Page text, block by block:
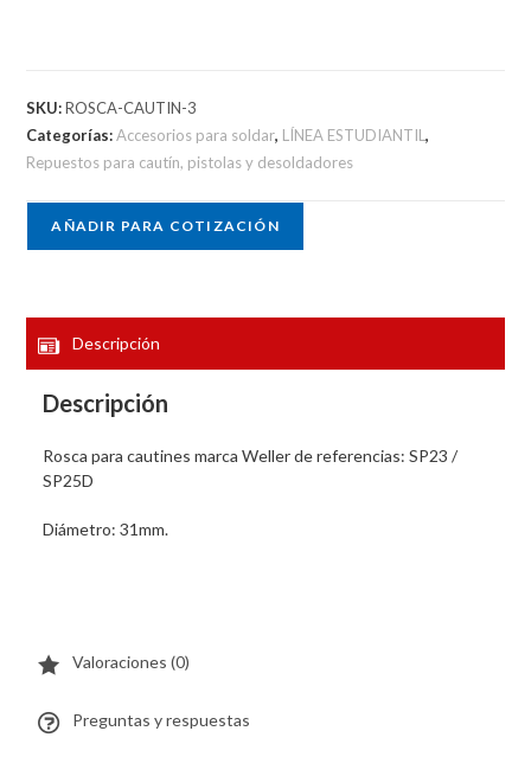
SKU:ROSCA-CAUTIN-3
Categorías:Accesorios para soldar, LÍNEA ESTUDIANTIL,
Repuestos para cautín, pistolas y desoldadores
AÑADIR PARA COTIZACIÓN
Descripción
Descripción
Rosca para cautines marca Weller de referencias: SP23 /
SP25D
Diámetro: 31mm.
Valoraciones (0)
Preguntas y respuestas